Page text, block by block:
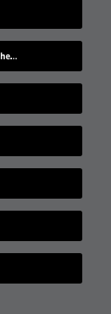
Smart Home-Test 4: Installation des Sicherheitssystems